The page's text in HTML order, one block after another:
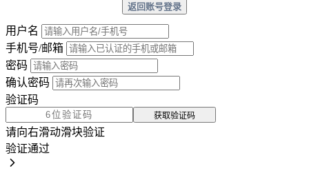
返回账号登录
用户名
手机号/邮箱
密码
确认密码
验证码
获取验证码
请向右滑动滑块验证
验证通过